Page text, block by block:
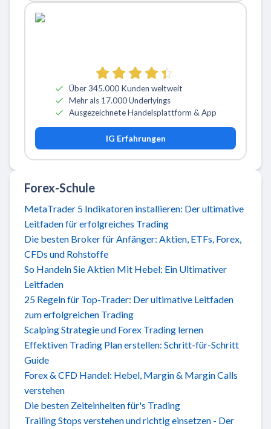
Über 345.000 Kunden weltweit
Mehr als 17.000 Underlyings
Ausgezeichnete Handelsplattform & App
IG Erfahrungen
Forex-Schule
MetaTrader 5 Indikatoren installieren: Der ultimative
Leitfaden für erfolgreiches Trading
Die besten Broker für Anfänger: Aktien, ETFs, Forex,
CFDs und Rohstoffe
So Handeln Sie Aktien Mit Hebel: Ein Ultimativer
Leitfaden
25 Regeln für Top-Trader: Der ultimative Leitfaden
zum erfolgreichen Trading
Scalping Strategie und Forex Trading lernen
Effektiven Trading Plan erstellen: Schritt-für-Schritt
Guide
Forex & CFD Handel: Hebel, Margin & Margin Calls
verstehen
Die besten Zeiteinheiten für's Trading
Trailing Stops verstehen und richtig einsetzen - Der